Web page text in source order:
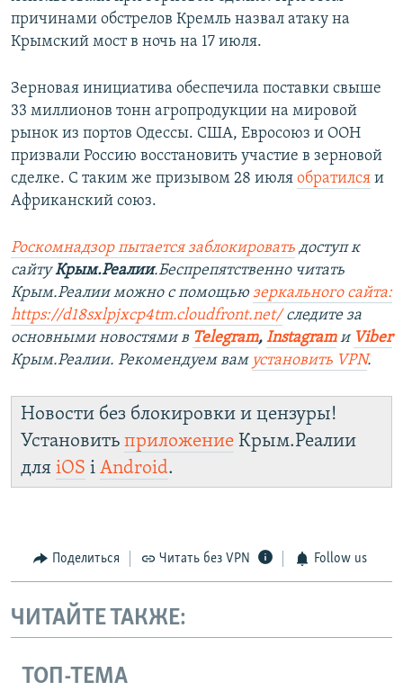
причинами обстрелов Кремль назвал атаку на
Крымский мост в ночь на 17 июля.
Зерновая инициатива обеспечила поставки свыше
33 миллионов тонн агропродукции на мировой
рынок из портов Одессы. США, Евросоюз и ООН
призвали Россию восстановить участие в зерновой
сделке. С таким же призывом 28 июля обратился и
Африканский союз.
Роскомнадзор пытается заблокировать доступ к
сайтуКрым.Реалии.Беспрепятственно читать
Крым.Реалии можно с помощью зеркального сайта:
https://d18sxlpjxcp4tm.cloudfront.net/следите за
основными новостями в Telegram, Instagramи Viber
Крым.Реалии. Рекомендуем вам установить VPN.
Новости без блокировки и цензуры!
Установить приложение Крым.Реалии
для iOS і Android.
Поделиться Читать без VPN Follow us
ЧИТАЙТЕ ТАКЖЕ:
ТОП-ТЕМА